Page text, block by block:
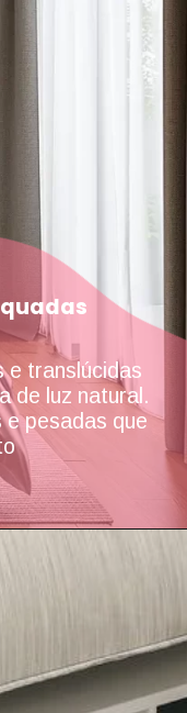
e translúcidas
de luz natural.
pesadas que